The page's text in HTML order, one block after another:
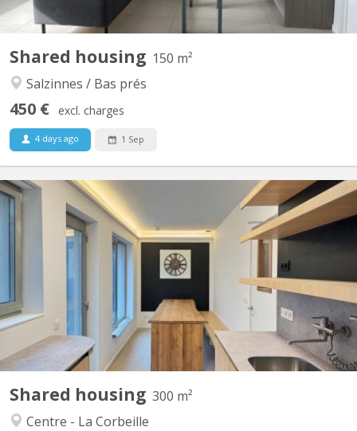
Shared housing 150 m²
Salzinnes / Bas prés
450 € excl. charges
4 days ago 1 Sep
Shared housing 300 m²
Centre - La Corbeille
KN 5670
Maison entièrement rénovée (janvier 2026) et pensée pour
accueillir une colocation dans les meilleures conditions ! Une
cuisine XXL, fonctionnelle, propre et de qualité ! Chacun y
trouvera sa place pour faire son petit plat ou préparer des grands
diners. Tout est fourni ! Un jardin cosy avec...